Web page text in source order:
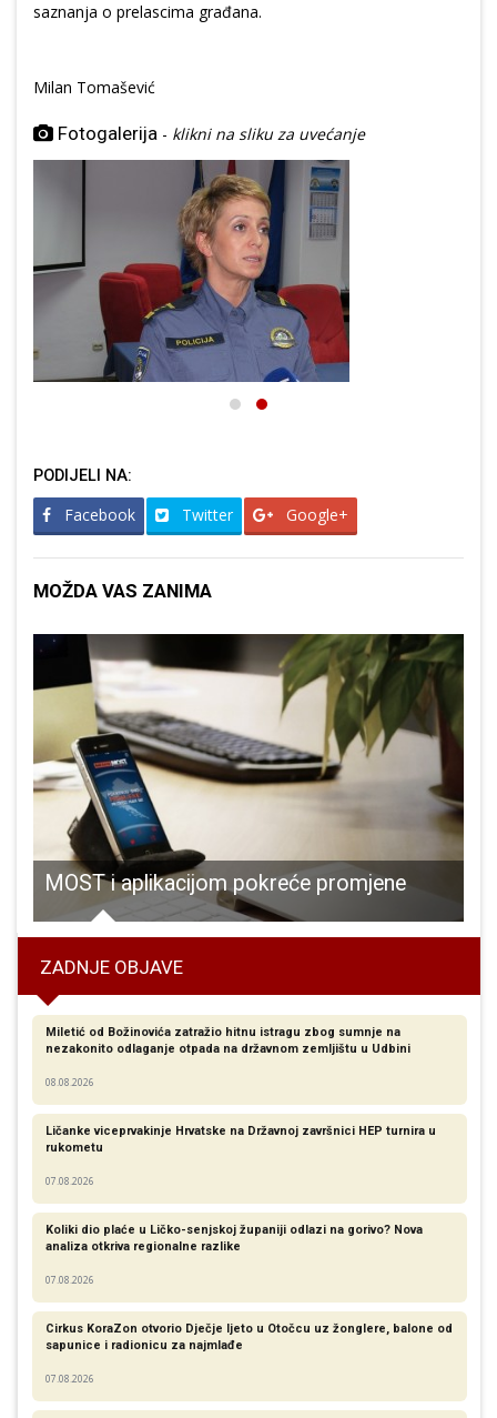
saznanja o prelascima građana.
Milan Tomašević
Fotogalerija - klikni na sliku za uvećanje
PODIJELI NA:
Facebook Twitter Google+
MOŽDA VAS ZANIMA
MOST i aplikacijom pokreće promjene
ZADNJE OBJAVE
Miletić od Božinovića zatražio hitnu istragu zbog sumnje na
nezakonito odlaganje otpada na državnom zemljištu u Udbini
08.08.2026
Ličanke viceprvakinje Hrvatske na Državnoj završnici HEP turnira u
rukometu
07.08.2026
Koliki dio plaće u Ličko-senjskoj županiji odlazi na gorivo? Nova
analiza otkriva regionalne razlike​
07.08.2026
Cirkus KoraZon otvorio Dječje ljeto u Otočcu uz žonglere, balone od
sapunice i radionicu za najmlađe
07.08.2026